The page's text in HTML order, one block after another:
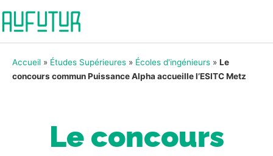
Accueil » Études Supérieures » Écoles d'ingénieurs » Le
concours commun Puissance Alpha accueille l’ESITC Metz
Le concours